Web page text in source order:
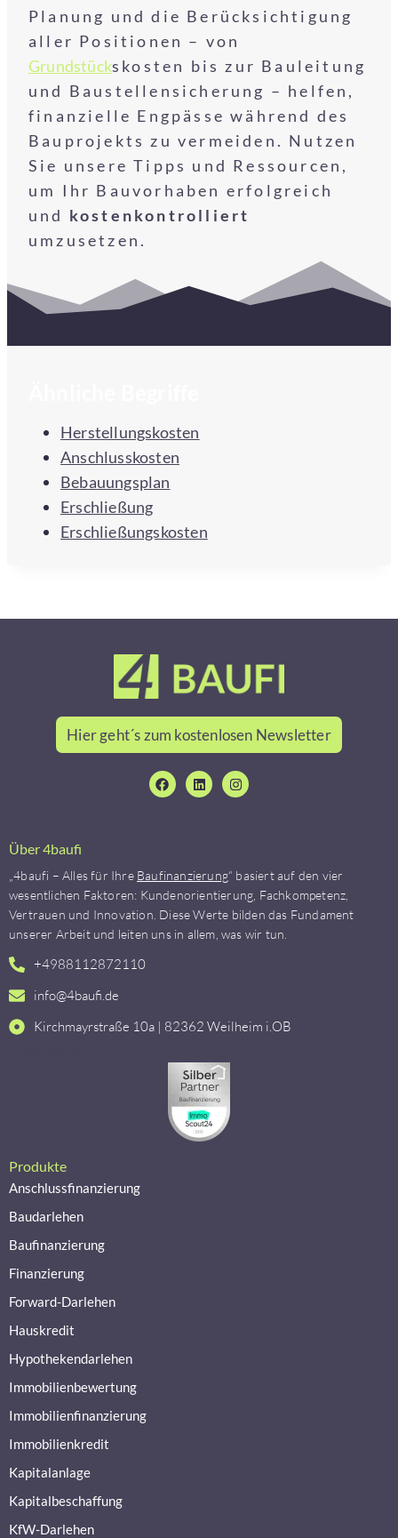
Planung und die Berücksichtigung
aller Positionen – von
Grundstückskosten bis zur Bauleitung
und Baustellensicherung – helfen,
finanzielle Engpässe während des
Bauprojekts zu vermeiden. Nutzen
Sie unsere Tipps und Ressourcen,
um Ihr Bauvorhaben erfolgreich
und kostenkontrolliert
umzusetzen.
Herstellungskosten
Anschlusskosten
Bebauungsplan
Erschließung
Erschließungskosten
Hier geht´s zum kostenlosen Newsletter
Über 4baufi
„4baufi – Alles für Ihre Baufinanzierung“ basiert auf den vier
wesentlichen Faktoren: Kundenorientierung, Fachkompetenz,
Vertrauen und Innovation. Diese Werte bilden das Fundament
unserer Arbeit und leiten uns in allem, was wir tun.
+4988112872110
info@4baufi.de
Kirchmayrstraße 10a | 82362 Weilheim i.OB
Produkte
Anschlussfinanzierung
Baudarlehen
Baufinanzierung
Finanzierung
Forward-Darlehen
Hauskredit
Hypothekendarlehen
Immobilienbewertung
Immobilienfinanzierung
Immobilienkredit
Kapitalanlage
Kapitalbeschaffung
KfW-Darlehen